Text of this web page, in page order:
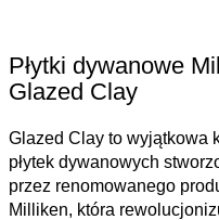
Płytki dywanowe
Glazed Clay
Glazed Clay to wyjątkowa
płytek dywanowych
przez renomowanego
Milliken, która